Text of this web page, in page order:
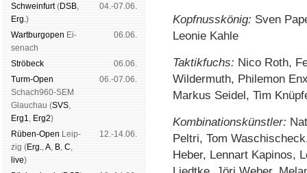
Schwein­furt(DSB,
Erg.)
04.-07.06.
Wart­burg­open Ei­
se­nach
06.06.
Strö­beck
06.06.
Turm-Open
Schach960-SEM
Glau­chau (SVS,
Erg1, Erg2)
06.-07.06.
Rüben-Open Leip­
zig (Erg.,A, B, C,
live)
12.-14.06.
Kopfnusskönig: Sven
Leonie Kahle
Taktikfuchs: Nico Roth,
Wildermuth, Philemon
Markus Seidel, Tim
Kombinationskünstler:
Peltri, Tom
Heber, Lennart Kapinos,